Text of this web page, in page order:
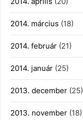
2014. március (18)
2014. február (21)
2014. január (25)
2013. december (25)
2013. november (18)